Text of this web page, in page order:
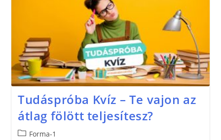
Tudáspróba Kvíz – Te vajon az
átlag fölött teljesítesz?
Forma-1